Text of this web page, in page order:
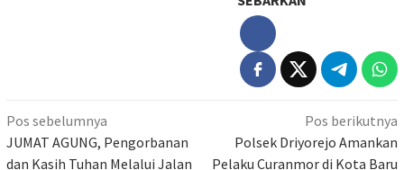
Navigasi
pos
Pos sebelumnya
JUMAT AGUNG, Pengorbanan
dan Kasih Tuhan Melalui Jalan
Pos berikutnya
Polsek Driyorejo Amankan
Pelaku Curanmor di Kota Baru